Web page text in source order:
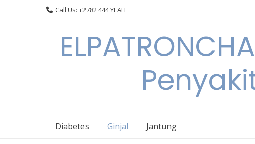
Call Us: +2782 444 YEAH
Diabetes Ginjal Jantung